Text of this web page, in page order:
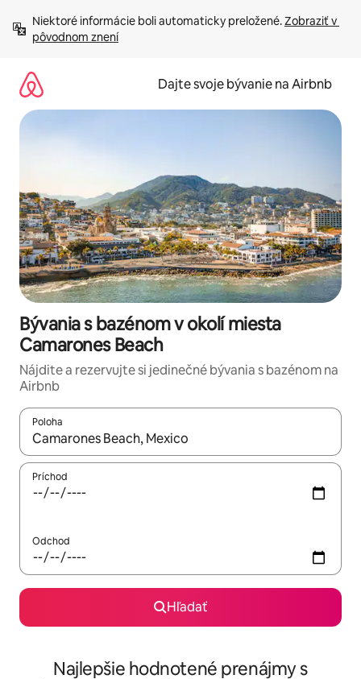
obsah.
Niektoré informácie boli automaticky preložené. Zobraziť v
pôvodnom znení
Dajte svoje bývanie na Airbnb
Bývania s bazénom v okolí miesta
Camarones Beach
Nájdite a rezervujte si jedinečné bývania s bazénom na
Airbnb
Poloha
Keď budú výsledky k dispozícii, môžete si ich prechádzať
Príchod
Odchod
Hľadať
Najlepšie hodnotené prenájmy s